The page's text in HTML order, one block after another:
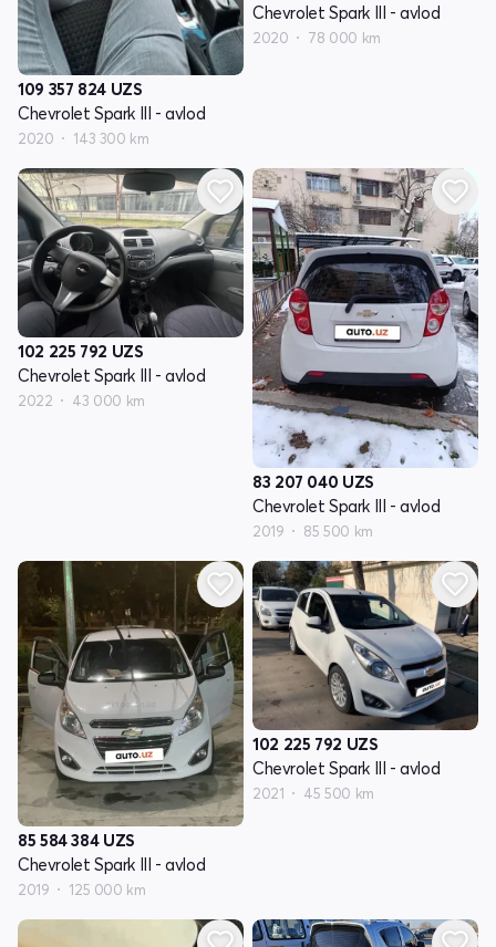
109 357 824 UZS
Chevrolet Spark III - avlod
2020 143 300 km
Chevrolet Spark III - avlod
2020 78 000 km
102 225 792 UZS
Chevrolet Spark III - avlod
2022 43 000 km
83 207 040 UZS
Chevrolet Spark III - avlod
2019 85 500 km
85 584 384 UZS
Chevrolet Spark III - avlod
2019 125 000 km
102 225 792 UZS
Chevrolet Spark III - avlod
2021 45 500 km